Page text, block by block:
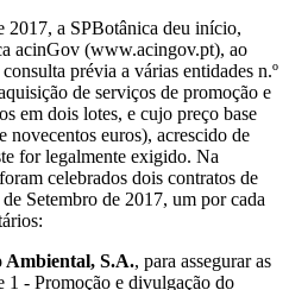
2017, a SPBotânica deu início,
acinGov (www.acingov.pt), ao
prévia a várias entidades n.º
de serviços de promoção e
em dois lotes, e cujo preço base
euros), acrescido de
for legalmente exigido. Na
celebrados dois contratos de
Setembro de 2017, um por cada
S.A., para assegurar as
1 - Promoção e divulgação do